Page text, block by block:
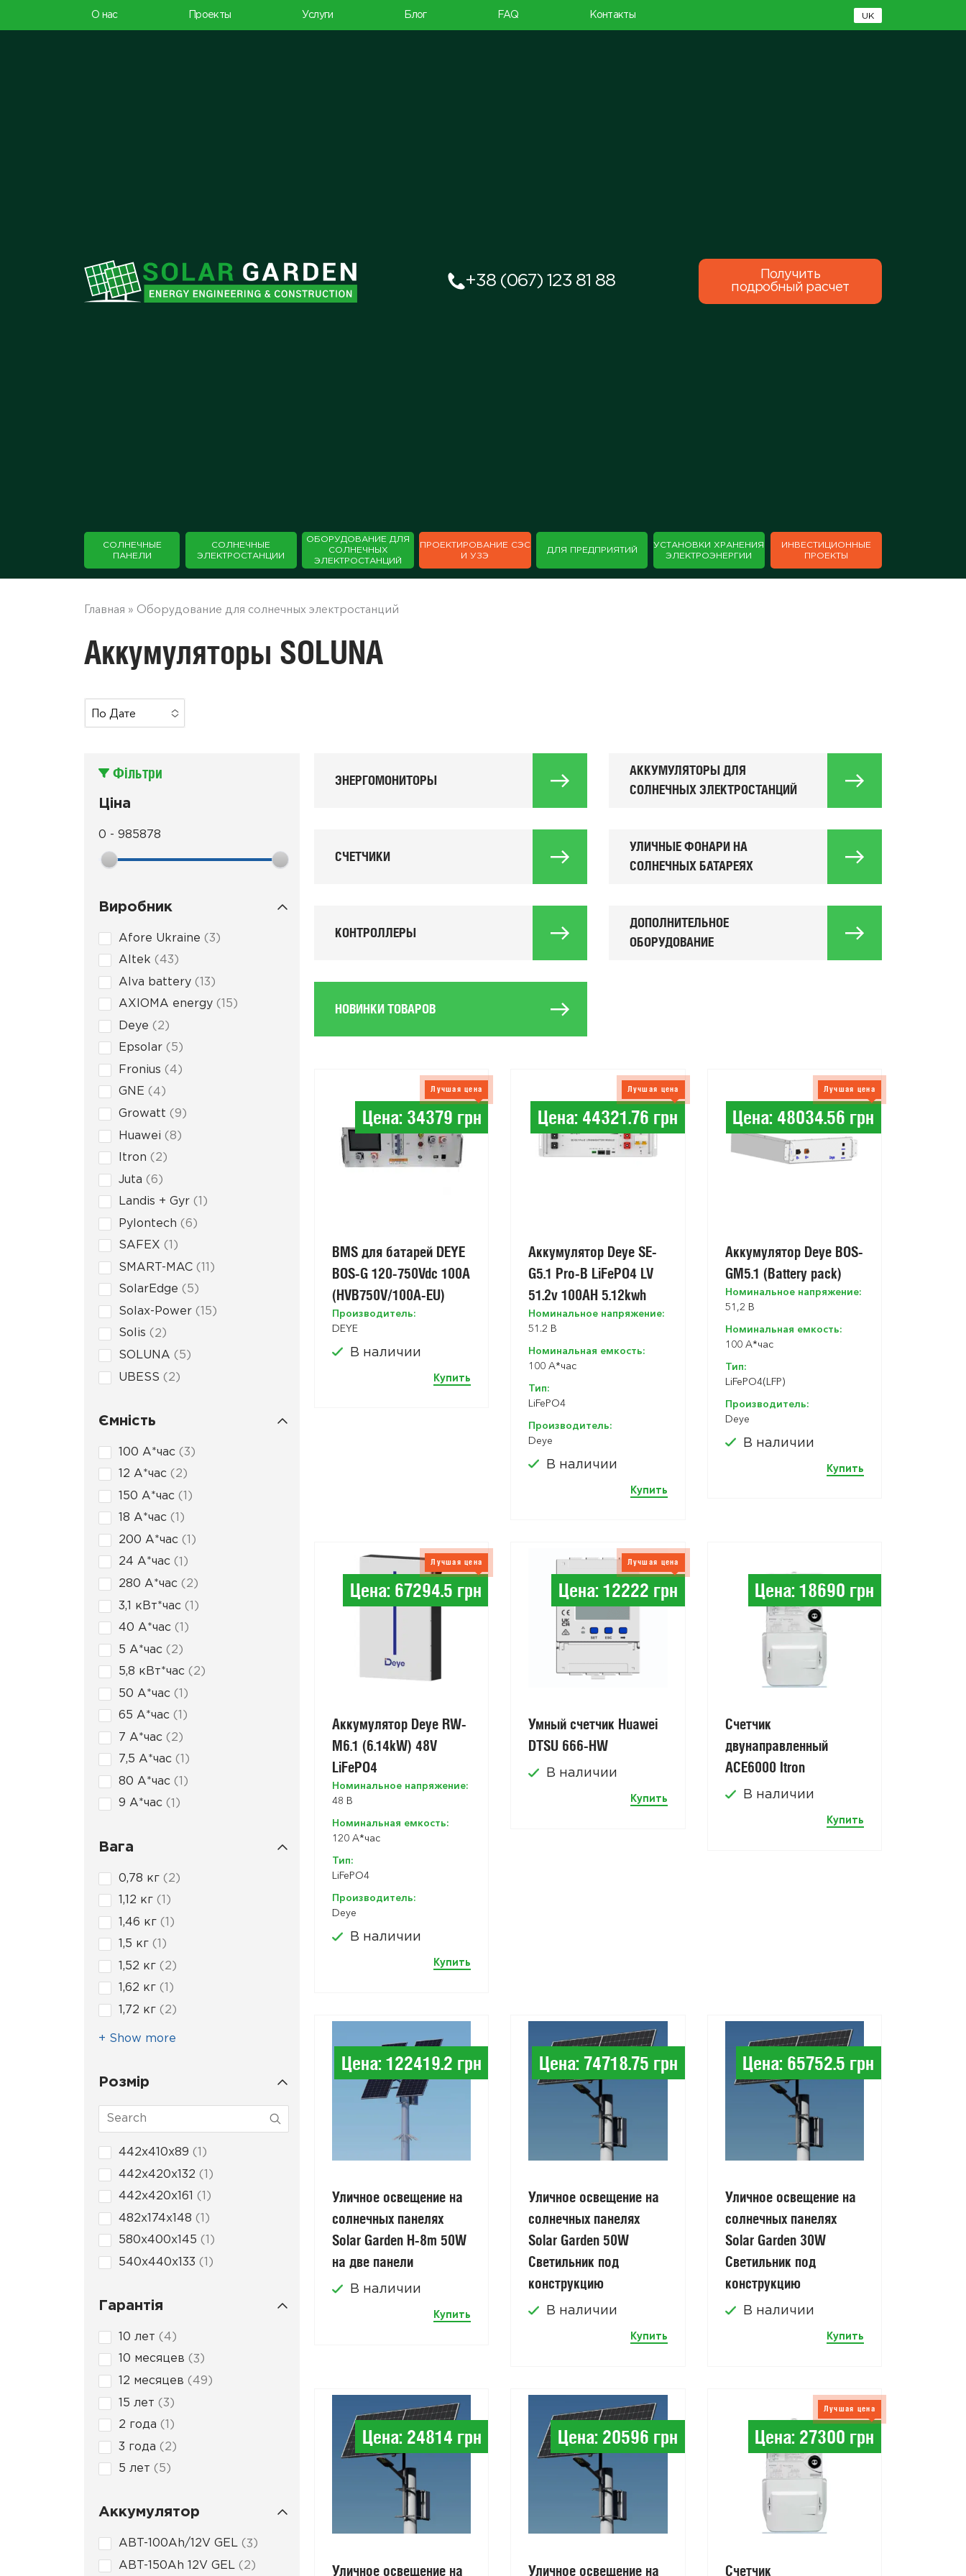
О нас Проекты Услуги Блог FAQ Контакты UK
+38 (067) 123 81 88
Получить
подробный расчет
СОЛНЕЧНЫЕ
ПАНЕЛИ
СОЛНЕЧНЫЕ
ЭЛЕКТРОСТАНЦИИ
ОБОРУДОВАНИЕ ДЛЯ
СОЛНЕЧНЫХ
ЭЛЕКТРОСТАНЦИЙ
ПРОЕКТИРОВАНИЕ СЭС
И УЗЭ
ДЛЯ ПРЕДПРИЯТИЙ
УСТАНОВКИ ХРАНЕНИЯ
ЭЛЕКТРОЭНЕРГИИ
ИНВЕСТИЦИОННЫЕ
ПРОЕКТЫ
Главная » Оборудование для солнечных электростанций
Аккумуляторы SOLUNA
По Дате
Фільтри
Ціна
0 - 985878
Виробник
Afore Ukraine 3
Altek 43
Alva battery 13
AXIOMA energy 15
Deye 2
Epsolar 5
Fronius 4
GNE 4
Growatt 9
Huawei 8
Itron 2
Juta 6
Landis + Gyr
Pylontech 6
SAFEX
SMART-MAC
SolarEdge 5
Solax-Power 15
Solis 2
SOLUNA 5
UBESS 2
Ємність
100 А*час 3
12 А*час 2
150 А*час
18 А*час
200 А*час
24 А*час 1
280 А*час 2
3,1 кВт*час 1
40 А*час
5 А*час 2
5,8 кВт*час 2
50 А*час
65 А*час
7 А*час 2
7,5 А*час
80 А*час
9 А*час 1
Вага
0,78 кг 2
1,12 кг
1,46 кг
1,5 кг
1,52 кг 2
1,62 кг
1,72 кг 2
+ Show more
Розмір
442x410x89
442x420x132 1
442x420x161
482x174x148
580x400x145
540x440x133
Гарантія
10 лет 4
10 месяцев 3
12 месяцев 49
15 лет 3
2 года
3 года 2
5 лет 5
Аккумулятор
ABT-100Ah/12V GEL 3
ABT-150Ah 12V GEL 2
ЭНЕРГОМОНИТОРЫ
АККУМУЛЯТОРЫ ДЛЯ
СОЛНЕЧНЫХ ЭЛЕКТРОСТАНЦИЙ
СЧЕТЧИКИ
УЛИЧНЫЕ ФОНАРИ НА
СОЛНЕЧНЫХ БАТАРЕЯХ
КОНТРОЛЛЕРЫ
ДОПОЛНИТЕЛЬНОЕ
ОБОРУДОВАНИЕ
НОВИНКИ ТОВАРОВ
Цена: 34379 грн
Лучшая цена
BMS для батарей DEYE
BOS-G 120-750Vdc 100A
(HVB750V/100A-EU)
Производитель:
DEYE
В наличии
Купить
Цена: 44321.76 грн
Лучшая цена
Аккумулятор Deye SE-
G5.1 Pro-B LiFePO4 LV
51.2v 100AH 5.12kwh
Номинальное напряжение:
51.2 В
Номинальная емкость:
100 A*час
Тип:
LiFePO4
Производитель:
Deye
В наличии
Купить
Цена: 48034.56 грн
Лучшая цена
Аккумулятор Deye BOS-
GM5.1 (Battery pack)
Номинальное напряжение:
51,2 В
Номинальная емкость:
100 A*час
Тип:
LiFePO4(LFP)
Производитель:
Deye
В наличии
Купить
Цена: 67294.5 грн
Лучшая цена
Аккумулятор Deye RW-
M6.1 (6.14kW) 48V
LiFePO4
Номинальное напряжение:
48 В
Номинальная емкость:
120 A*час
Тип:
LiFePO4
Производитель:
Deye
В наличии
Купить
Цена: 12222 грн
Лучшая цена
Умный счетчик Huawei
DTSU 666-HW
В наличии
Купить
Цена: 18690 грн
Счетчик
двунаправленный
АСЕ6000 Itron
В наличии
Купить
Цена: 122419.2 грн
Уличное освещение на
солнечных панелях
Solar Garden H-8m 50W
на две панели
В наличии
Купить
Цена: 74718.75 грн
Уличное освещение на
солнечных панелях
Solar Garden 50W
Светильник под
конструкцию
В наличии
Купить
Цена: 65752.5 грн
Уличное освещение на
солнечных панелях
Solar Garden 30W
Светильник под
конструкцию
В наличии
Купить
Цена: 24814 грн
Уличное освещение на
Цена: 20596 грн
Уличное освещение на
Цена: 27300 грн
Лучшая цена
Счетчик